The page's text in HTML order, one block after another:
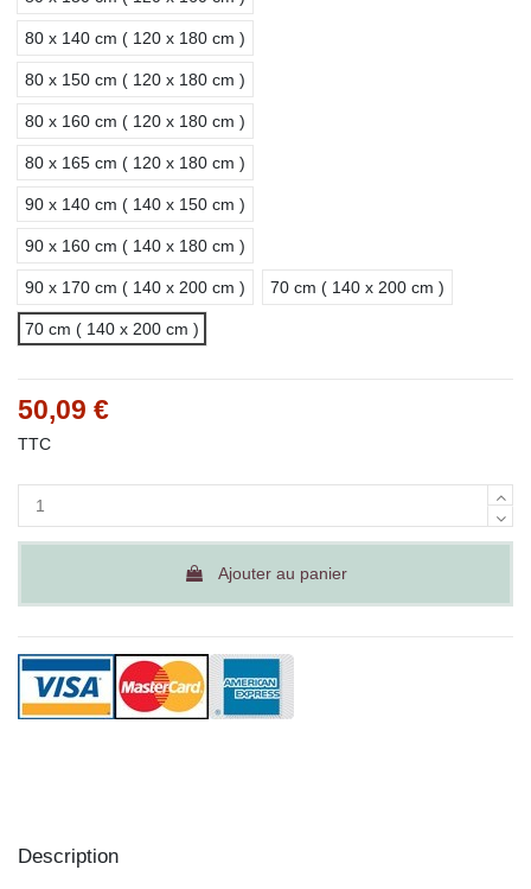
80 x 140 cm ( 120 x 180 cm )
80 x 150 cm ( 120 x 180 cm )
80 x 160 cm ( 120 x 180 cm )
80 x 165 cm ( 120 x 180 cm )
90 x 140 cm ( 140 x 150 cm )
90 x 160 cm ( 140 x 180 cm )
90 x 170 cm ( 140 x 200 cm ) 70 cm ( 140 x 200 cm )
70 cm ( 140 x 200 cm )
50,09 €
TTC
Ajouter au panier
Description